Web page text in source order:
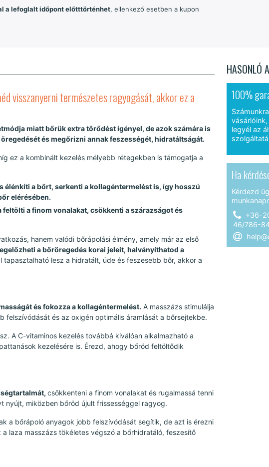
a lefoglalt időpont előtttörténhet, ellenkező esetben a kupon
visszanyerni természetes ragyogását, akkor ez a
miatt bőrük extra törődést igényel, de azok számára is
és megőrizni annak feszességét, hidratáltságát.
ez a kombinált kezelés mélyebb rétegekben is támogatja a
a bőrt, serkenti a kollagéntermelést is, így hosszú
elérésében.
a finom vonalakat, csökkenti a szárazságot és
hanem valódi bőrápolási élmény, amely már az első
a bőröregedés korai jeleit, halványíthatod a
tapasztalható lesz a hidratált, üde és feszesebb bőr, akkor a
és fokozza a kollagéntermelést. A masszázs stimulálja
és az oxigén optimális áramlását a bőrsejtekbe.
A C-vitaminos kezelés továbbá kiválóan alkalmazható a
kezelésére is. Érezd, ahogy bőröd feltöltődik
csökkenteni a finom vonalakat és rugalmassá tenni
nyújt, miközben bőröd újult frissességgel ragyog.
a bőrápoló anyagok jobb felszívódását segítik, de azt is érezni
laza masszázs tökéletes végszó a bőrhidratáló, feszesítő
HASONLÓ
100%
legyél az
Ha
Kérdezd
+36-
46/786-